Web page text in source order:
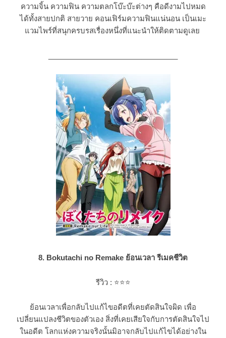
ความจิ้น ความฟิน ความตลกโบ๊ะบ๊ะต่างๆ คือดีงามไปหมด
ได้ทั้งสายปกติ สายวาย คอนเฟิร์มความฟินแน่นอน เป็นเมะ
แวมไพร์ที่สนุกครบรสเรื่องหนึ่งที่แนะนำให้ติดตามดูเลย
8. Bokutachi no Remake ย้อนเวลา รีเมคชีวิต
รีวิว : ⭐⭐⭐
ย้อนเวลาเพื่อกลับไปแก้ไขอดีตที่เคยตัดสินใจผิด เพื่อ
เปลี่ยนแปลงชีวิตของตัวเอง สิ่งที่เคยเสียใจกับการตัดสินใจไป
ในอดีต โลกแห่งความจริงนั้นมิอาจกลับไปแก้ไขได้อย่างใน